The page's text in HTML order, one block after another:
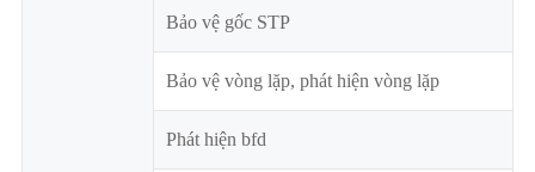
Bảo vệ gốc STP
Bảo vệ vòng lặp, phát hiện vòng lặp
Phát hiện bfd